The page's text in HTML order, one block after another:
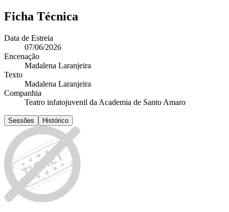
Ficha Técnica
Data de Estreia
07/06/2026
Encenação
Madalena Laranjeira
Texto
Madalena Laranjeira
Companhia
Teatro infatojuvenil da Academia de Santo Amaro
Sessões Histórico